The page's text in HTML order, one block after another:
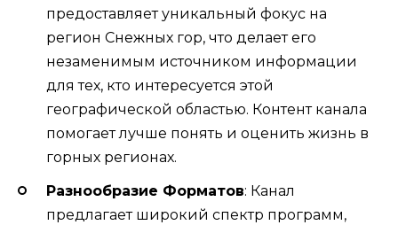
предоставляет уникальный фокус на
регион Снежных гор, что делает его
незаменимым источником информации
для тех, кто интересуется этой
географической областью. Контент канала
помогает лучше понять и оценить жизнь в
горных регионах.
Разнообразие Форматов: Канал
предлагает широкий спектр программ,